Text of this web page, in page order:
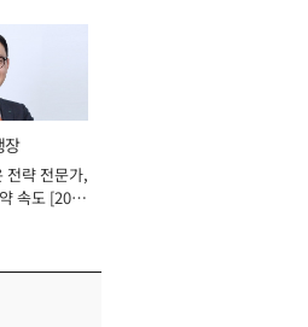
장
전략 전문가,
속도 [2026